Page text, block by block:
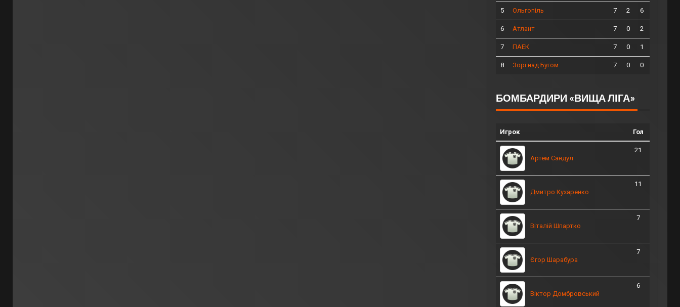
5 Ольгопіль 7 2 6
6 Атлант 7 0 2
7 ПАЕК 7 0 1
8 Зорі над Бугом 7 0 0
БОМБАРДИРИ «ВИЩА ЛІГА»
Игрок Гол
Артем Сандул
21
Дмитро Кухаренко
11
Віталій Шпартко
7
Єгор Шарабура
7
Віктор Домбровський
6